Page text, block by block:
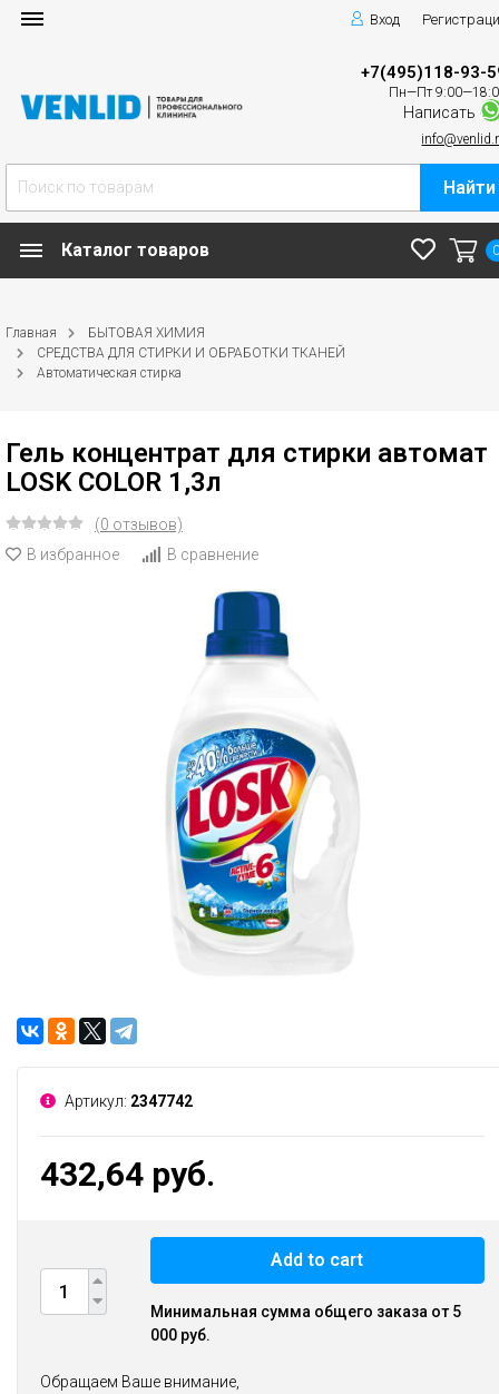
Вход
+7(495)118-93-
Пн—Пт
Написать
Найти
Каталог товаров
Главная
БЫТОВАЯ ХИМИЯ
СРЕДСТВА ДЛЯ СТИРКИ И ОБРАБОТКИ ТКАНЕЙ
Автоматическая стирка
Гель концентрат для стирки автомат
LOSK COLOR 1,3л
(0 отзывов)
В избранное
В сравнение
Артикул: 2347742
432,64 руб.
Add to cart
Минимальная сумма общего заказа от 5
000 руб.
Обращаем Ваше внимание,